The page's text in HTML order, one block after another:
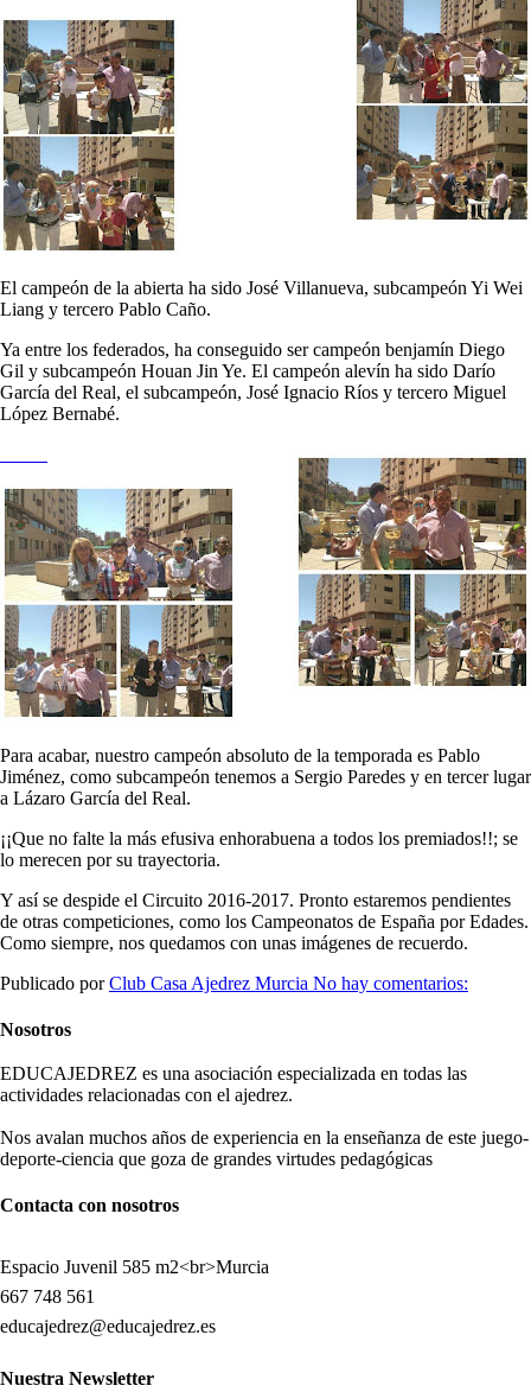
El campeón de la abierta ha sido José Villanueva, subcampeón Yi Wei
Liang y tercero Pablo Caño.
Ya entre los federados, ha conseguido ser campeón benjamín Diego
Gil y subcampeón Houan Jin Ye. El campeón alevín ha sido Darío
García del Real, el subcampeón, José Ignacio Ríos y tercero Miguel
López Bernabé.
Para acabar, nuestro campeón absoluto de la temporada es Pablo
Jiménez, como subcampeón tenemos a Sergio Paredes y en tercer lugar
a Lázaro García del Real.
¡¡Que no falte la más efusiva enhorabuena a todos los premiados!!; se
lo merecen por su trayectoria.
Y así se despide el Circuito 2016-2017. Pronto estaremos pendientes
de otras competiciones, como los Campeonatos de España por Edades.
Como siempre, nos quedamos con unas imágenes de recuerdo.
Publicado porClub Casa Ajedrez Murcia No hay comentarios:
Nosotros
EDUCAJEDREZ es una asociación especializada en todas las
actividades relacionadas con el ajedrez.
Nos avalan muchos años de experiencia en la enseñanza de este juego-
deporte-ciencia que goza de grandes virtudes pedagógicas
Contacta con nosotros
Espacio Juvenil 585 m2<br>Murcia
667 748 561
educajedrez@educajedrez.es
Nuestra Newsletter